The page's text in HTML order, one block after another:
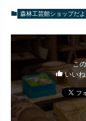
森林工芸館ショップだよ
こ
いいね